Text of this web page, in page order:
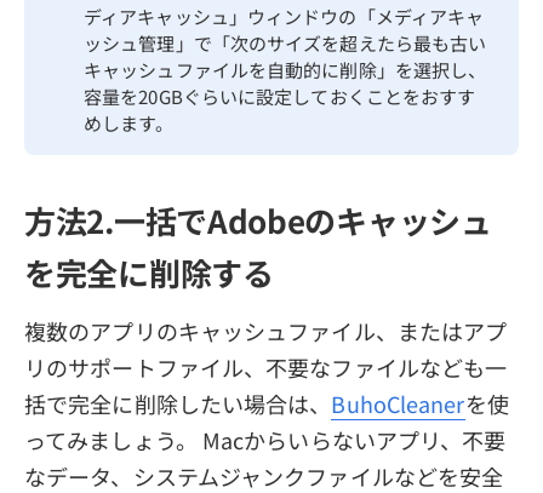
ディアキャッシュ」ウィンドウの「メディアキャ
ッシュ管理」で「次のサイズを超えたら最も古い
キャッシュファイルを自動的に削除」を選択し、
容量を20GBぐらいに設定しておくことをおすす
めします。
方法2.一括でAdobeのキャッシュ
を完全に削除する
複数のアプリのキャッシュファイル、またはアプ
リのサポートファイル、不要なファイルなども一
括で完全に削除したい場合は、 BuhoCleanerを使
ってみましょう。 Macからいらないアプリ、不要
なデータ、システムジャンクファイルなどを安全